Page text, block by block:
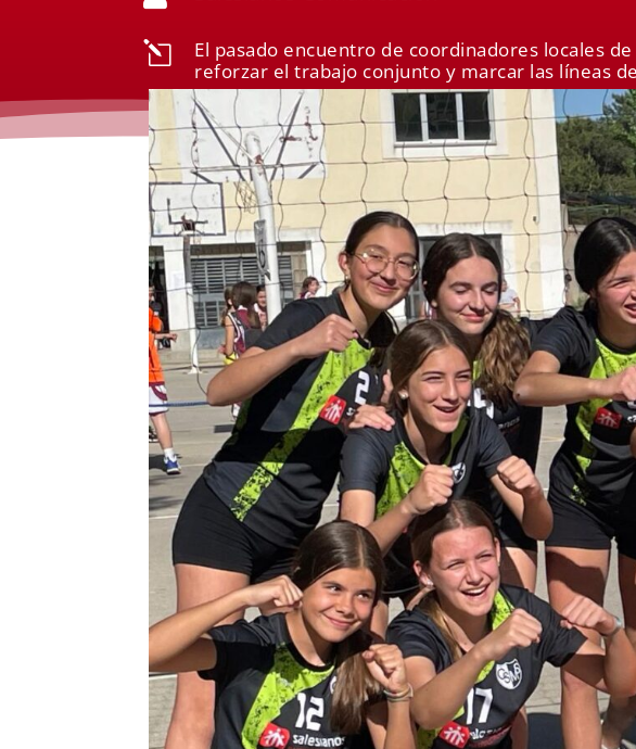
l
El pasado encuentro de coordinadores locales
reforzar el trabajo conjunto y marcar las líneas